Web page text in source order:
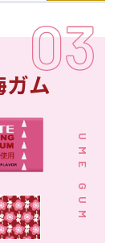
ム
UME GUM